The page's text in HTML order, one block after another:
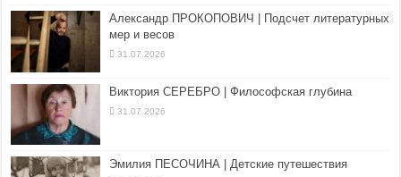
Александр ПРОКОПОВИЧ | Подсчет литературных
мер и весов
31.07.2026
Виктория СЕРЕБРО | Философская глубина
31.07.2026
Эмилия ПЕСОЧИНА | Детские путешествия